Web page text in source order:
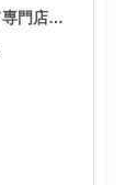
【THE BED ROOM】快眠をお届けするベッド専門店「ベッドルーム」